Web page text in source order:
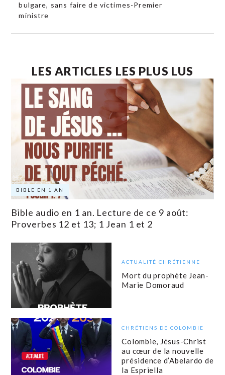
bulgare, sans faire de victimes-Premier
ministre
LES ARTICLES LES PLUS LUS
BIBLE EN 1 AN
Bible audio en 1 an. Lecture de ce 9 août:
Proverbes 12 et 13; 1 Jean 1 et 2
ACTUALITÉ CHRÉTIENNE
Mort du prophète Jean-
Marie Domoraud
CHRÉTIENS DE COLOMBIE
Colombie, Jésus-Christ
au cœur de la nouvelle
présidence d’Abelardo de
la Espriella